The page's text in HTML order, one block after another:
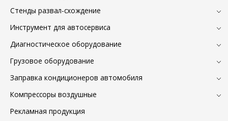
Стенды развал-схождение
Инструмент для автосервиса
Диагностическое оборудование
Грузовое оборудование
Заправка кондиционеров автомобиля
Компрессоры воздушные
Рекламная продукция